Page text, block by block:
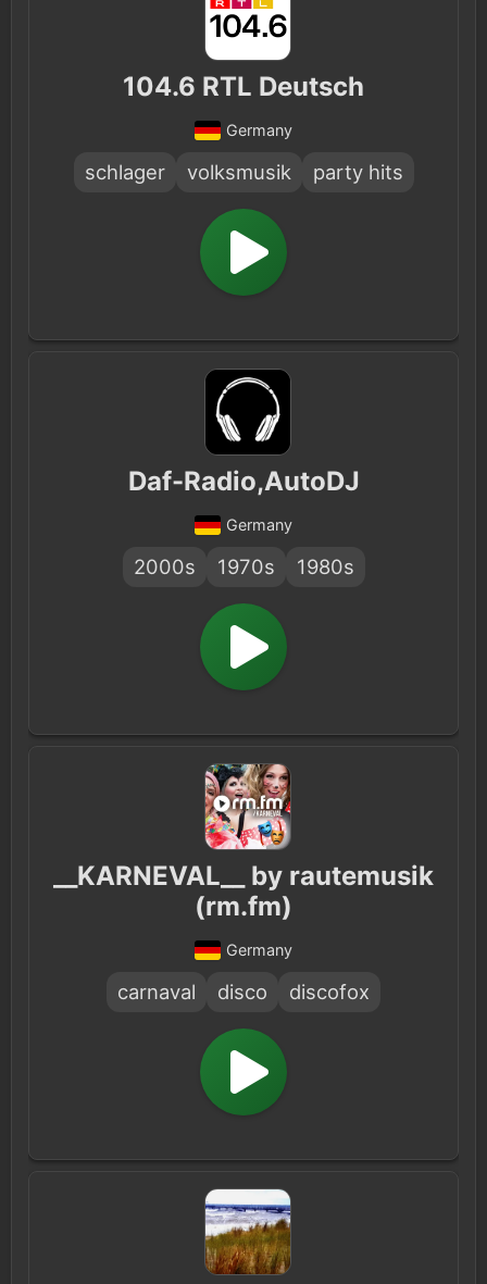
104.6 RTL Deutsch
Germany
schlager volksmusik party hits
Daf-Radio,AutoDJ
Germany
2000s 1970s 1980s
__KARNEVAL__ by rautemusik
(rm.fm)
Germany
carnaval disco discofox